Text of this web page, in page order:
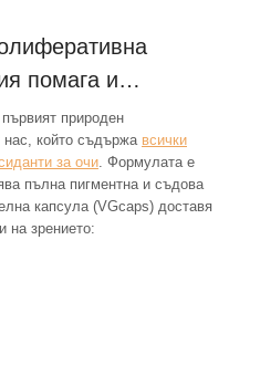
помага и…
природен
нас, който съдържа всички
за очи . Формулата е
пълна пигментна и съдова
капсула (VGcaps) доставя
на зрението: